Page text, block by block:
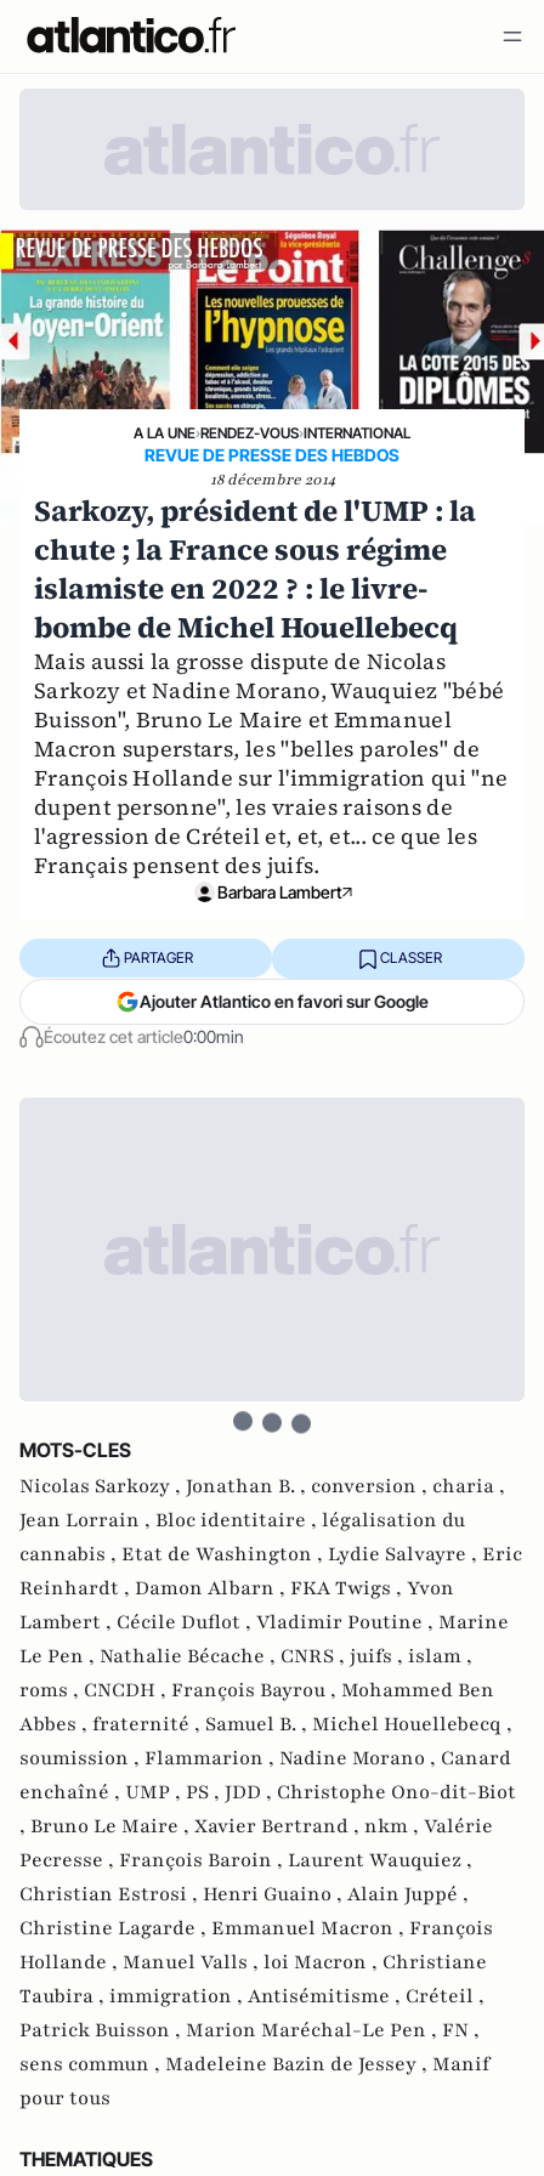
A LA UNE›RENDEZ-VOUS›INTERNATIONAL
REVUE DE PRESSE DES HEBDOS
18 décembre 2014
Sarkozy, président de l'UMP : la
chute ; la France sous régime
islamiste en 2022 ? : le livre-
bombe de Michel Houellebecq
Mais aussi la grosse dispute de Nicolas
Sarkozy et Nadine Morano, Wauquiez "bébé
Buisson", Bruno Le Maire et Emmanuel
Macron superstars, les "belles paroles" de
François Hollande sur l'immigration qui "ne
dupent personne", les vraies raisons de
l'agression de Créteil et, et, et... ce que les
Français pensent des juifs.
Barbara Lambert
Écoutez cet article0:00min
PARTAGER CLASSER
Ajouter Atlantico en favori sur Google
MOTS-CLES
Nicolas Sarkozy , Jonathan B. , conversion , charia ,
Jean Lorrain , Bloc identitaire , légalisation du
cannabis , Etat de Washington , Lydie Salvayre , Eric
Reinhardt , Damon Albarn , FKA Twigs , Yvon
Lambert , Cécile Duflot , Vladimir Poutine , Marine
Le Pen , Nathalie Bécache , CNRS , juifs , islam ,
roms , CNCDH , François Bayrou , Mohammed Ben
Abbes , fraternité , Samuel B. , Michel Houellebecq ,
soumission , Flammarion , Nadine Morano , Canard
enchaîné , UMP , PS , JDD , Christophe Ono-dit-Biot
, Bruno Le Maire , Xavier Bertrand , nkm , Valérie
Pecresse , François Baroin , Laurent Wauquiez ,
Christian Estrosi , Henri Guaino , Alain Juppé ,
Christine Lagarde , Emmanuel Macron , François
Hollande , Manuel Valls , loi Macron , Christiane
Taubira , immigration , Antisémitisme , Créteil ,
Patrick Buisson , Marion Maréchal-Le Pen , FN ,
sens commun , Madeleine Bazin de Jessey , Manif
pour tous
THEMATIQUES